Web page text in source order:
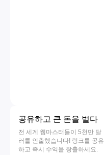
공유하고 큰 돈을 벌다
전 세계 웹마스터들이 5천만 달
러를 인출했습니다! 링크를 공유
하고 즉시 수익을 창출하세요.